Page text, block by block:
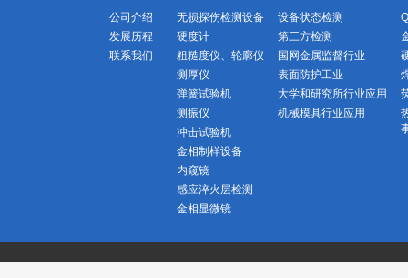
公司介绍
发展历程
联系我们
无损探伤检测设备
硬度计
粗糙度仪、轮廓仪
测厚仪
弹簧试验机
测振仪
冲击试验机
金相制样设备
内窥镜
感应淬火层检测
金相显微镜
设备状态检测
第三方检测
国网金属监督行业
表面防护工业
大学和研究所行业应用
机械模具行业应用